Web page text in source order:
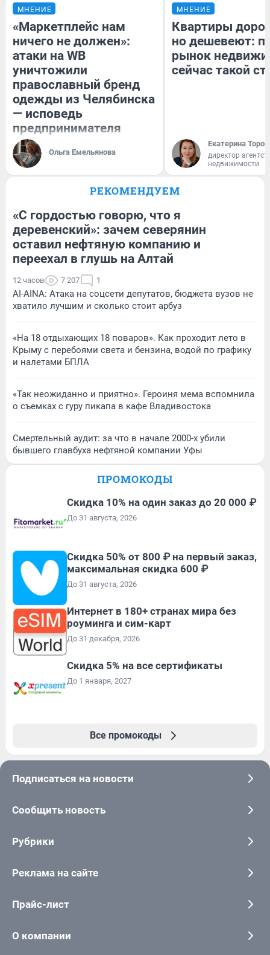
МНЕНИЕ
«Маркетплейс нам
ничего не должен»:
атаки на WB
уничтожили
православный бренд
одежды из Челябинска
— исповедь
предпринимателя
Ольга Емельянова
МНЕНИЕ
Квартиры
но дешевеют:
рынок
сейчас такой
Екатерина
директор
недвижимости
РЕКОМЕНДУЕМ
«С гордостью говорю, что я
деревенский»: зачем северянин
оставил нефтяную компанию и
переехал в глушь на Алтай
12 часов 7 207 1
AI-AINA: Атака на соцсети депутатов, бюджета вузов не
хватило лучшим и сколько стоит арбуз
«На 18 отдыхающих 18 поваров». Как проходит лето в
Крыму с перебоями света и бензина, водой по графику
и налетами БПЛА
«Так неожиданно и приятно». Героиня мема вспомнила
о съемках с гуру пикапа в кафе Владивостока
Смертельный аудит: за что в начале 2000-х убили
бывшего главбуха нефтяной компании Уфы
ПРОМОКОДЫ
Скидка 10% на один заказ до 20 000 ₽
До 31 августа, 2026
Скидка 50% от 800 ₽ на первый заказ,
максимальная скидка 600 ₽
До 31 августа, 2026
Интернет в 180+ странах мира без
роуминга и сим-карт
До 31 декабря, 2026
Скидка 5% на все сертификаты
До 1 января, 2027
Все промокоды
Подписаться на новости
Сообщить новость
Рубрики
Реклама на сайте
Прайс-лист
О компании